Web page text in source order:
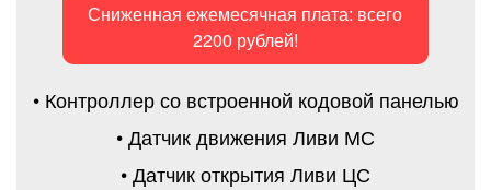
Сниженная ежемесячная плата: всего
2200 рублей!
• Контроллер со встроенной кодовой панелью
• Датчик движения Ливи МС
• Датчик открытия Ливи ЦС